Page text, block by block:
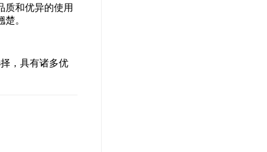
质和优异的使用
楚。
，具有诸多优